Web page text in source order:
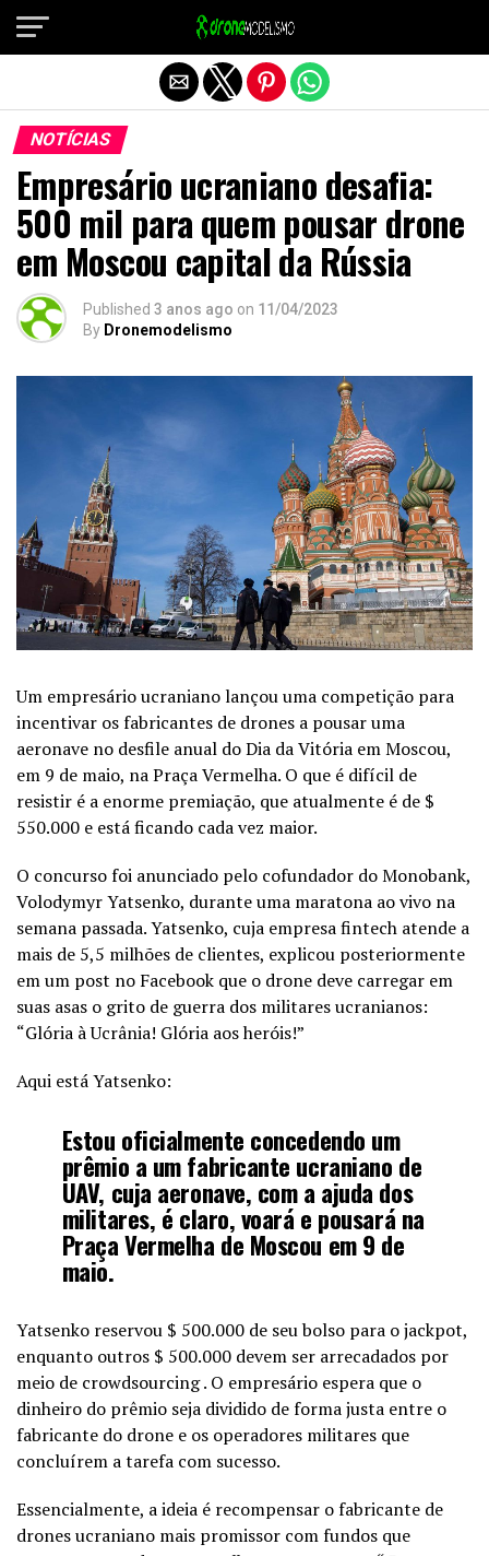
NOTÍCIAS
Empresário ucraniano desafia:
500 mil para quem pousar drone
em Moscou capital da Rússia
Published 3 anos ago on 11/04/2023
By Dronemodelismo
Um empresário ucraniano lançou uma competição para
incentivar os fabricantes de drones a pousar uma
aeronave no desfile anual do Dia da Vitória em Moscou,
em 9 de maio, na Praça Vermelha. O que é difícil de
resistir é a enorme premiação, que atualmente é de $
550.000 e está ficando cada vez maior.
O concurso foi anunciado pelo cofundador do Monobank,
Volodymyr Yatsenko, durante uma maratona ao vivo na
semana passada. Yatsenko, cuja empresa fintech atende a
mais de 5,5 milhões de clientes, explicou posteriormente
em um post no Facebook que o drone deve carregar em
suas asas o grito de guerra dos militares ucranianos:
“Glória à Ucrânia! Glória aos heróis!”
Aqui está Yatsenko:
Estou oficialmente concedendo um
prêmio a um fabricante ucraniano de
UAV, cuja aeronave, com a ajuda dos
militares, é claro, voará e pousará na
Praça Vermelha de Moscou em 9 de
maio.
Yatsenko reservou $ 500.000 de seu bolso para o jackpot,
enquanto outros $ 500.000 devem ser arrecadados por
meio de crowdsourcing . O empresário espera que o
dinheiro do prêmio seja dividido de forma justa entre o
fabricante do drone e os operadores militares que
concluírem a tarefa com sucesso.
Essencialmente, a ideia é recompensar o fabricante de
drones ucraniano mais promissor com fundos que
Sair da versão mobile